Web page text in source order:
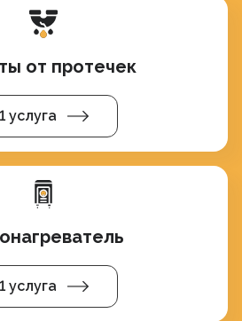
от протечек
1 услуга
1 услуга